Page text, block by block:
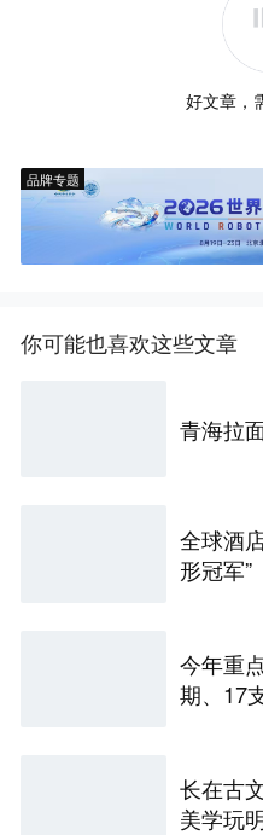
好文章，
品牌专题
你可能也喜欢这些文章
青海拉
全球酒
形冠军”
今年重
长在古
美学玩